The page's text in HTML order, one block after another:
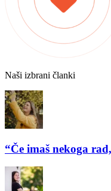
Naši izbrani članki
“Če imaš nekoga